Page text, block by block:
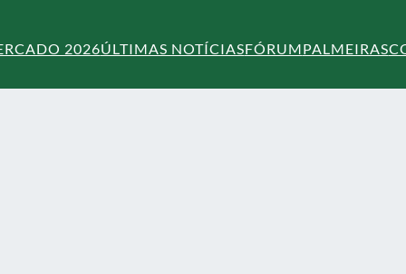
2026ÚLTIMAS NOTÍCIASFÓRUMPALMEIRAS